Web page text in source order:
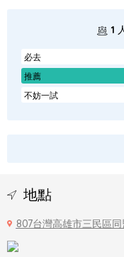
1
必去
推薦
不妨一試
地點
807台灣高雄市三民區